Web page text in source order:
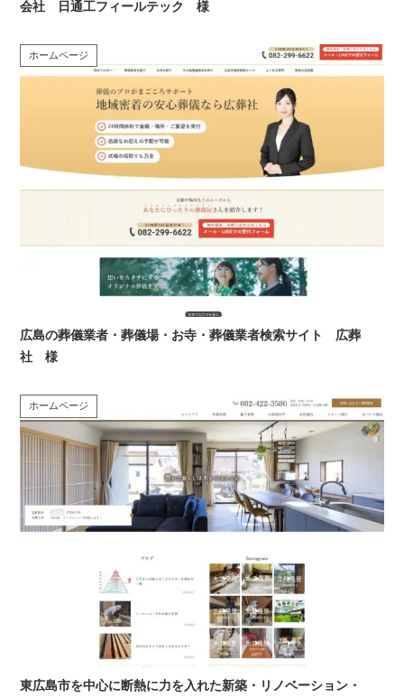
会社 日通工フィールテック 様
ホームページ
広島の葬儀業者・葬儀場・お寺・葬儀業者検索サイト 広葬
社 様
ホームページ
東広島市を中心に断熱に力を入れた新築・リノベーション・